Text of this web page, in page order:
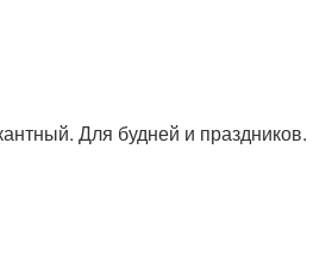
Для будней и праздников.